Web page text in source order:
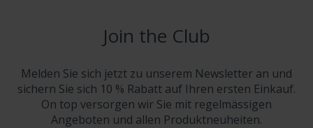
Join the Club
Melden Sie sich jetzt zu unserem Newsletter an und
sichern Sie sich 10 % Rabatt auf Ihren ersten Einkauf.
On top versorgen wir Sie mit regelmässigen
Angeboten und allen Produktneuheiten.